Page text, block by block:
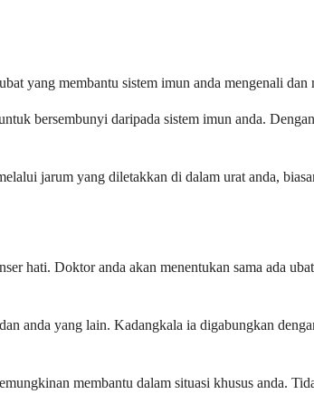
yang membantu sistem imun anda mengenali dan
bersembunyi daripada sistem imun anda.
jarum yang diletakkan di dalam urat anda,
hati. Doktor anda akan menentukan sama ada
anda yang lain. Kadangkala ia digabungkan
membantu dalam situasi khusus anda.